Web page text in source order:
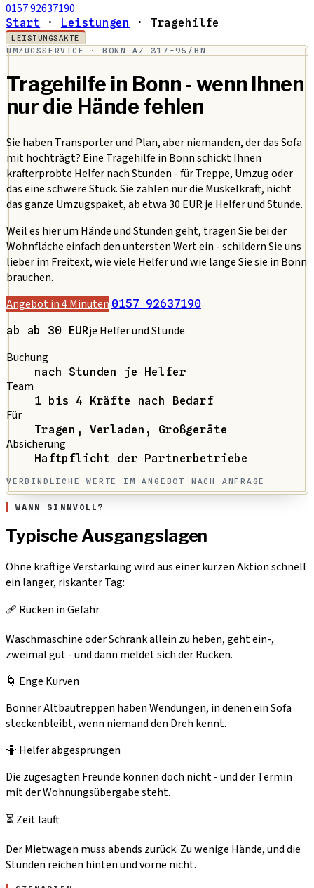
0157 92637190
Start · Leistungen · Tragehilfe
LEISTUNGSAKTE
UMZUGSSERVICE · BONN AZ 317-95/BN
Tragehilfe in Bonn - wenn Ihnen
nur die Hände fehlen
Sie haben Transporter und Plan, aber niemanden, der das Sofa
mit hochträgt? Eine Tragehilfe in Bonn schickt Ihnen
krafterprobte Helfer nach Stunden - für Treppe, Umzug oder
das eine schwere Stück. Sie zahlen nur die Muskelkraft, nicht
das ganze Umzugspaket, ab etwa 30 EUR je Helfer und Stunde.
Weil es hier um Hände und Stunden geht, tragen Sie bei der
Wohnfläche einfach den untersten Wert ein - schildern Sie uns
lieber im Freitext, wie viele Helfer und wie lange Sie sie in Bonn
brauchen.
Angebot in 4 Minuten 0157 92637190
ab ab 30 EURje Helfer und Stunde
Buchung
nach Stunden je Helfer
Team
1 bis 4 Kräfte nach Bedarf
Für
Tragen, Verladen, Großgeräte
Absicherung
Haftpflicht der Partnerbetriebe
VERBINDLICHE WERTE IM ANGEBOT NACH ANFRAGE
WANN SINNVOLL?
Typische Ausgangslagen
Ohne kräftige Verstärkung wird aus einer kurzen Aktion schnell
ein langer, riskanter Tag:
🩹 Rücken in Gefahr
Waschmaschine oder Schrank allein zu heben, geht ein-,
zweimal gut - und dann meldet sich der Rücken.
🌀 Enge Kurven
Bonner Altbautreppen haben Wendungen, in denen ein Sofa
steckenbleibt, wenn niemand den Dreh kennt.
🤷 Helfer abgesprungen
Die zugesagten Freunde können doch nicht - und der Termin
mit der Wohnungsübergabe steht.
⏳ Zeit läuft
Der Mietwagen muss abends zurück. Zu wenige Hände, und die
Stunden reichen hinten und vorne nicht.